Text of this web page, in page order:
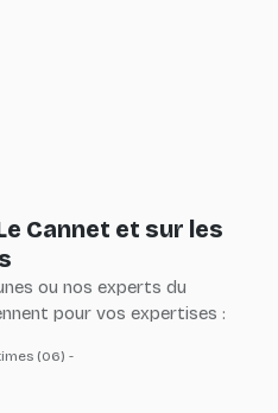
Cannet et sur les
ou nos experts du
pour vos expertises :
(06) -